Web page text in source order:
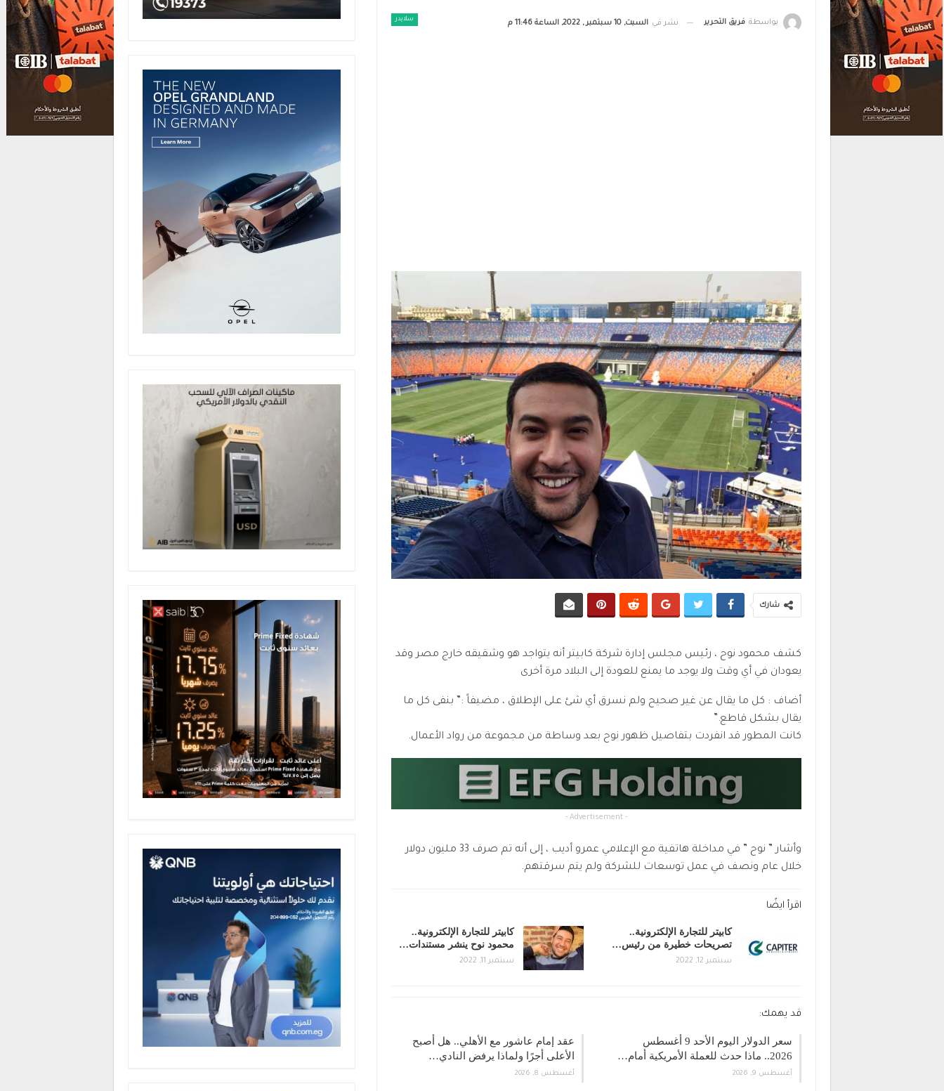
سلايدر بواسطة فريق التحرير نشر في السبت, 10 سبتمبر , 2022, الساعة 11:46 م
شارك
كشف محمود نوح ، رئيس مجلس إدارة شركة كابيتر أنه يتواجد هو وشقيقه خارج مصر وقد
يعودان في أي وقت ولا يوجد ما يمنع للعودة إلى البلاد مرة أخرى
أضاف : كل ما يقال عن غير صحيح ولم نسرق أي شئ على الإطلاق ، مضيفاً :” بنفى كل ما
يقال بشكل قاطع.”
كانت المطور قد انفردت بتفاصيل ظهور نوح بعد وساطة من مجموعة من رواد الأعمال.
- Advertisement -
وأشار ” نوح ” في مداخلة هاتفية مع الإعلامي عمرو أديب ، إلى أنه تم صرف 33 مليون دولار
خلال عام ونصف في عمل توسعات للشركة ولم يتم سرقتهم.
اقرأ ايضًا
كابيتر للتجارة الإلكترونية..
تصريحات خطيرة من رئيس…
سبتمبر 12, 2022
كابيتر للتجارة الإلكترونية..
محمود نوح ينشر مستندات…
سبتمبر 11, 2022
قد يهمك:
سعر الدولار اليوم الأحد 9 أغسطس
2026.. ماذا حدث للعملة الأمريكية أمام…
أغسطس 9, 2026
عقد إمام عاشور مع الأهلي.. هل أصبح
الأعلى أجرًا ولماذا يرفض النادي…
أغسطس 8, 2026